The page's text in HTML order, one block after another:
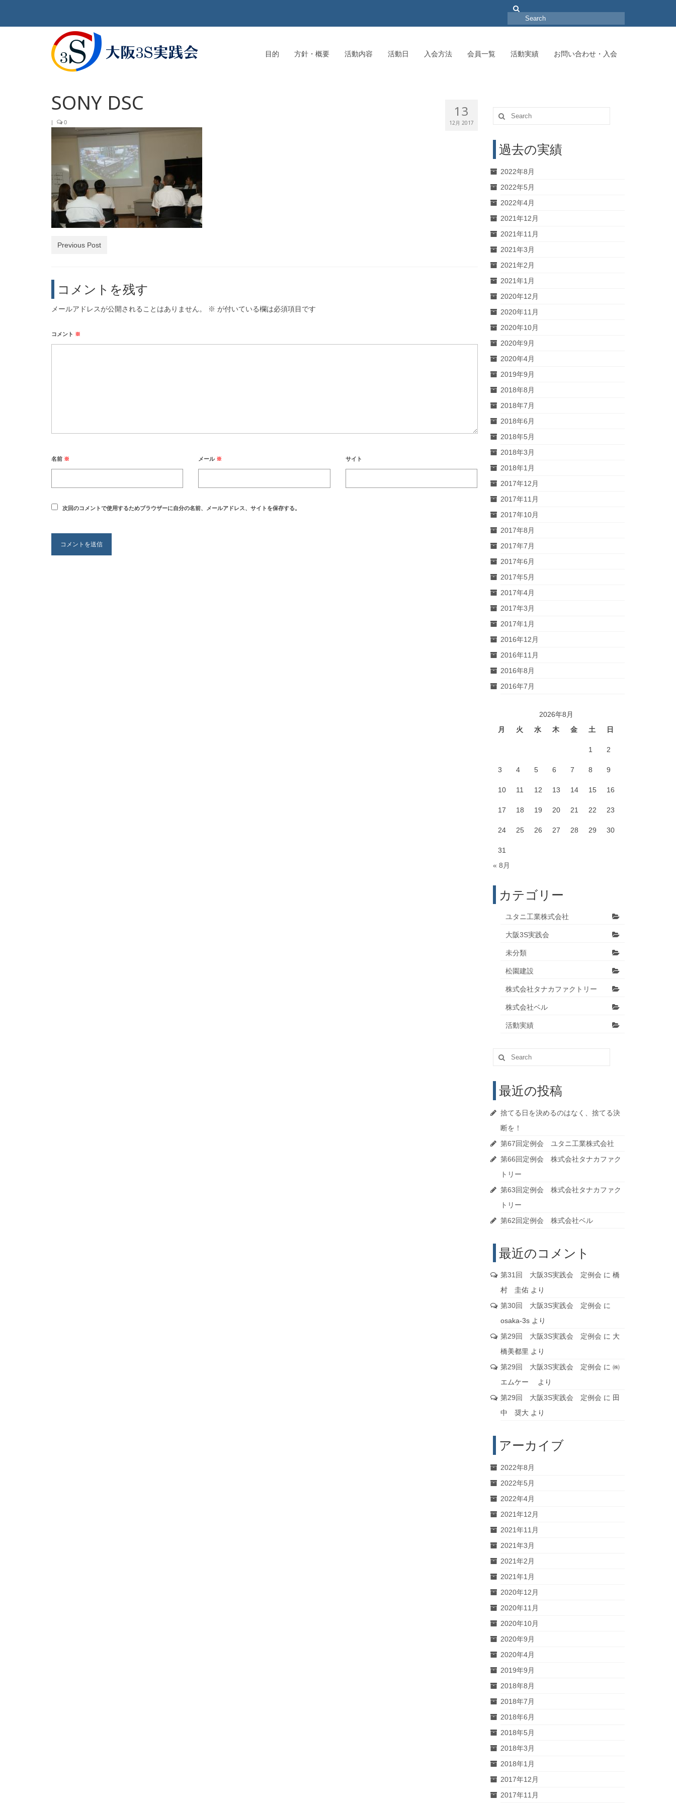
Search
for:
目的 方針・概要 活動内容 活動日 入会方法 会員一覧 活動実績 お問い合わせ・入会
13
12月 2017
SONY DSC
| 0
Previous Post
コメントを残す
メールアドレスが公開されることはありません。 ※ が付いている欄は必須項目です
コメント ※
名前 ※ メール ※ サイト
次回のコメントで使用するためブラウザーに自分の名前、メールアドレス、サイトを保存する。
Search
for:
過去の実績
2022年8月
2022年5月
2022年4月
2021年12月
2021年11月
2021年3月
2021年2月
2021年1月
2020年12月
2020年11月
2020年10月
2020年9月
2020年4月
2019年9月
2018年8月
2018年7月
2018年6月
2018年5月
2018年3月
2018年1月
2017年12月
2017年11月
2017年10月
2017年8月
2017年7月
2017年6月
2017年5月
2017年4月
2017年3月
2017年1月
2016年12月
2016年11月
2016年8月
2016年7月
2026年8月
月
火 水 木 金 土 日
1 2
3 4 5 6 7 8 9
10 11 12 13 14 15 16
17 18 19 20 21 22 23
24 25 26 27 28 29 30
31
« 8月
カテゴリー
ユタニ工業株式会社
大阪3S実践会
未分類
松園建設
株式会社タナカファクトリー
株式会社ベル
活動実績
Search
for:
最近の投稿
捨てる日を決めるのはなく、捨てる決
断を！
第67回定例会 ユタニ工業株式会社
第66回定例会 株式会社タナカファク
トリー
第63回定例会 株式会社タナカファク
トリー
第62回定例会 株式会社ベル
最近のコメント
第31回 大阪3S実践会 定例会 に 橋
村 圭佑より
第30回 大阪3S実践会 定例会 に
osaka-3sより
第29回 大阪3S実践会 定例会 に 大
橋美都里 より
第29回 大阪3S実践会 定例会 に ㈱
エムケー
より
第29回 大阪3S実践会 定例会 に 田
中 奨大より
アーカイブ
2022年8月
2022年5月
2022年4月
2021年12月
2021年11月
2021年3月
2021年2月
2021年1月
2020年12月
2020年11月
2020年10月
2020年9月
2020年4月
2019年9月
2018年8月
2018年7月
2018年6月
2018年5月
2018年3月
2018年1月
2017年12月
2017年11月